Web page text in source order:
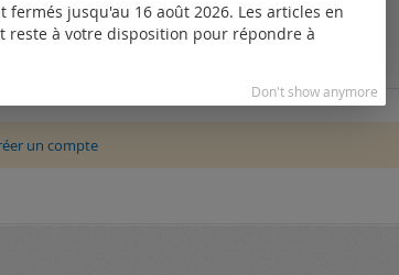
un compte
jusqu'au 16 août 2026. Les articles en
reste à votre disposition pour répondre à
Don't show anymore